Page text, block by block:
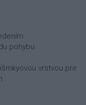
pohybu
vrstvou pre